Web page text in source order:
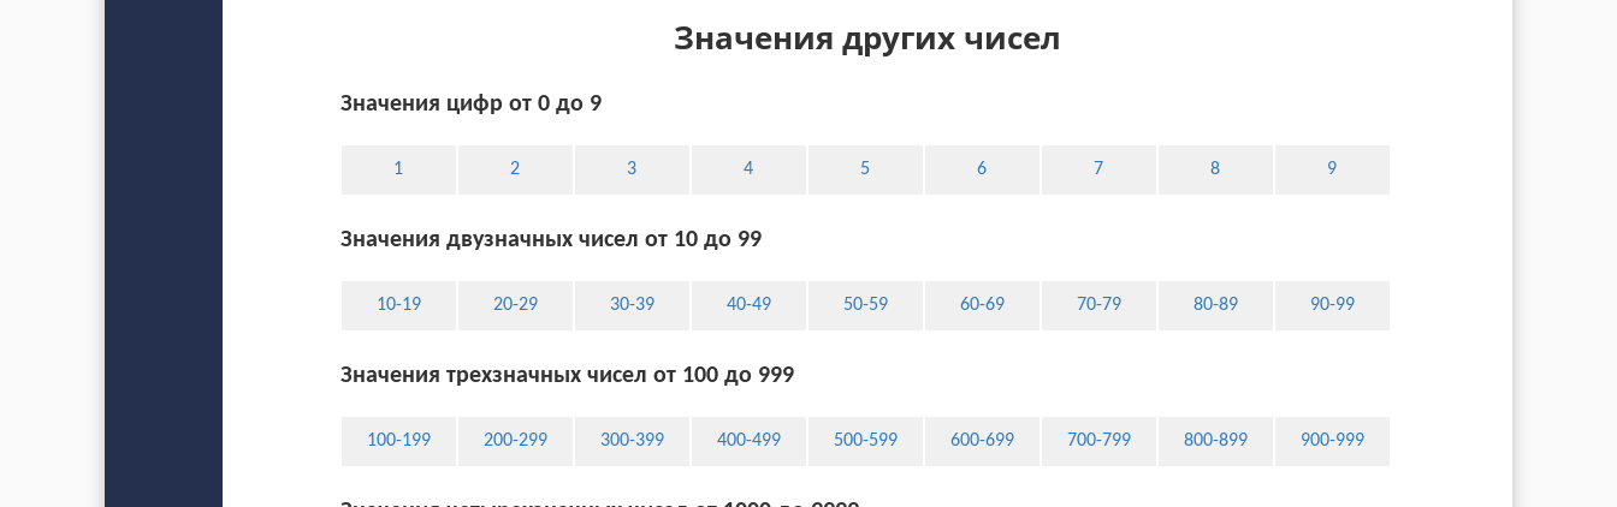
Значения других чисел
Значения цифр от 0 до 9
1 2 3 4 5 6 7 8 9
Значения двузначных чисел от 10 до 99
10-19 20-29 30-39 40-49 50-59 60-69 70-79 80-89 90-99
Значения трехзначных чисел от 100 до 999
100-199 200-299 300-399 400-499 500-599 600-699 700-799 800-899 900-999